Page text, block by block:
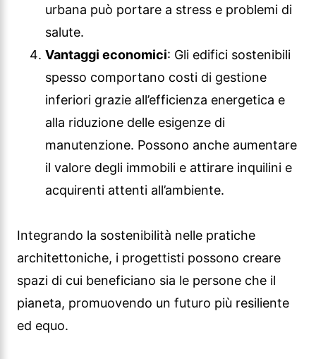
urbana può portare a stress e problemi di
salute.
Vantaggi economici: Gli edifici sostenibili
spesso comportano costi di gestione
inferiori grazie all’efficienza energetica e
alla riduzione delle esigenze di
manutenzione. Possono anche aumentare
il valore degli immobili e attirare inquilini e
acquirenti attenti all’ambiente.
Integrando la sostenibilità nelle pratiche
architettoniche, i progettisti possono creare
spazi di cui beneficiano sia le persone che il
pianeta, promuovendo un futuro più resiliente
ed equo.